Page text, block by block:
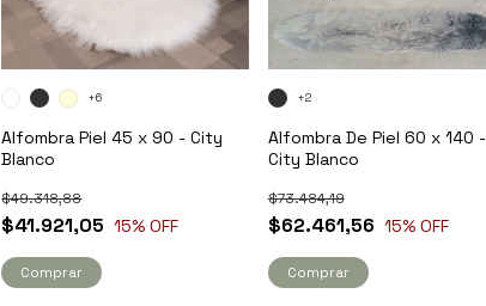
Alfombra Piel 45 x 90 - City
Blanco
$41.921,05
$49.318,88
15% OFF
+6
Comprar
Alfombra De Piel 60 x 140 -
City Blanco
$62.461,56
$73.484,19
15% OFF
+2
Comprar